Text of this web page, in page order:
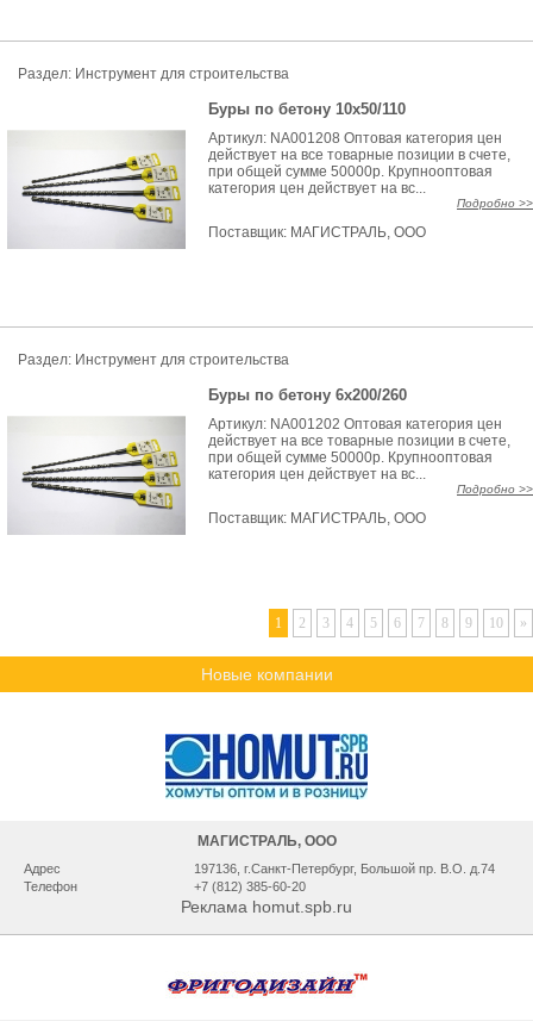
Раздел: Инструмент для строительства
Буры по бетону 10х50/110
Артикул: NA001208 Оптовая категория цен
действует на все товарные позиции в счете,
при общей сумме 50000р. Крупнооптовая
категория цен действует на вс...
Подробно >>
Поставщик: МАГИСТРАЛЬ, ООО
Раздел: Инструмент для строительства
Буры по бетону 6х200/260
Артикул: NA001202 Оптовая категория цен
действует на все товарные позиции в счете,
при общей сумме 50000р. Крупнооптовая
категория цен действует на вс...
Подробно >>
Поставщик: МАГИСТРАЛЬ, ООО
1 2 3 4 5 6 7 8 9 10 »
Новые компании
МАГИСТРАЛЬ, ООО
Адрес
197136, г.Санкт-Петербург, Большой пр. В.О. д.74
Телефон
+7 (812) 385-60-20
Реклама homut.spb.ru